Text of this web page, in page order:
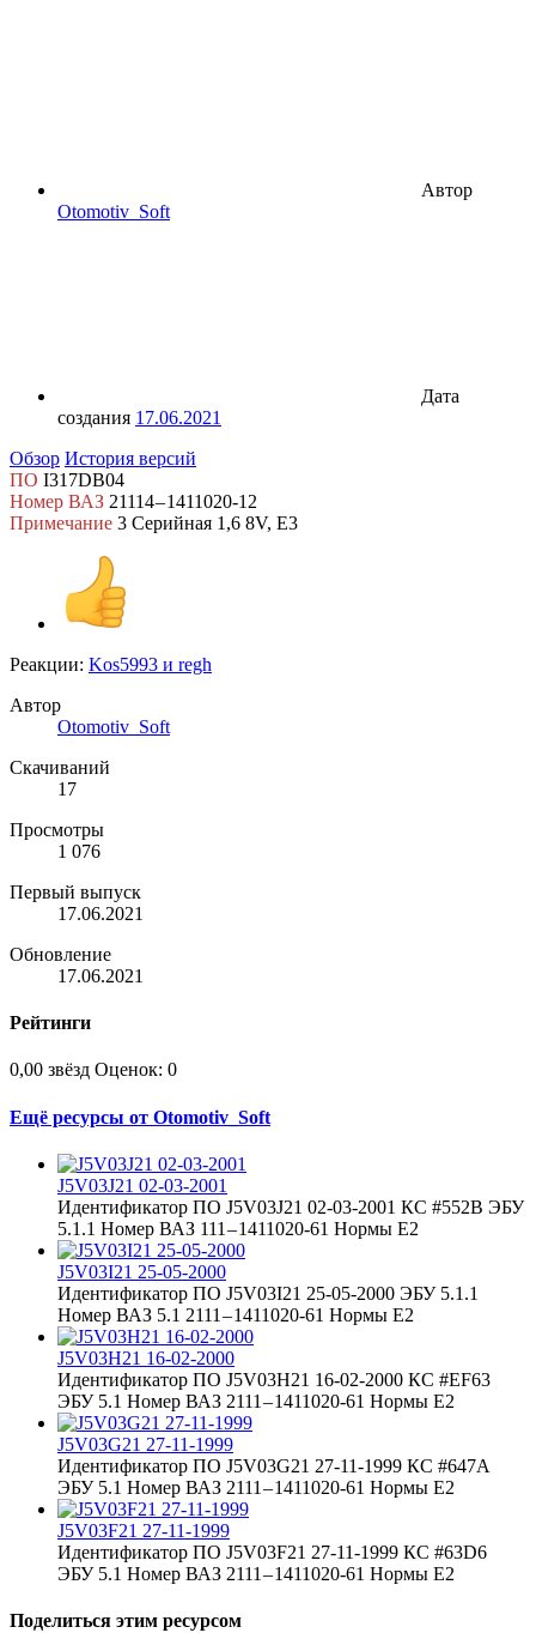
Автор
Otomotiv_Soft
Дата
создания 17.06.2021
Обзор История версий
ПО I317DB04
Номер ВАЗ 21114 – 1411020-12
Примечание 3 Серийная 1,6 8V, E3
Реакции: Kos5993 и regh
Автор
Otomotiv_Soft
Скачиваний
17
Просмотры
1 076
Первый выпуск
17.06.2021
Обновление
17.06.2021
Рейтинги
0,00 звёзд Оценок: 0
Ещё ресурсы от Otomotiv_Soft
J5V03J21 02-03-2001
Идентификатор ПО J5V03J21 02-03-2001 КС #552B ЭБУ
5.1.1 Номер ВАЗ 111 – 1411020-61 Нормы Е2
J5V03I21 25-05-2000
Идентификатор ПО J5V03I21 25-05-2000 ЭБУ 5.1.1
Номер ВАЗ 5.1 2111 – 1411020-61 Нормы Е2
J5V03H21 16-02-2000
Идентификатор ПО J5V03H21 16-02-2000 КС #EF63
ЭБУ 5.1 Номер ВАЗ 2111 – 1411020-61 Нормы Е2
J5V03G21 27-11-1999
Идентификатор ПО J5V03G21 27-11-1999 КС #647A
ЭБУ 5.1 Номер ВАЗ 2111 – 1411020-61 Нормы Е2
J5V03F21 27-11-1999
Идентификатор ПО J5V03F21 27-11-1999 КС #63D6
ЭБУ 5.1 Номер ВАЗ 2111 – 1411020-61 Нормы Е2
Поделиться этим ресурсом